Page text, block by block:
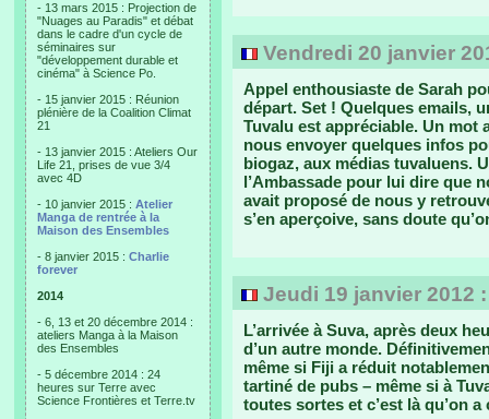
- 13 mars 2015 : Projection de
"Nuages au Paradis" et débat
dans le cadre d'un cycle de
séminaires sur
"développement durable et
cinéma" à Science Po.
- 15 janvier 2015 : Réunion
plénière de la Coalition Climat
21
- 13 janvier 2015 : Ateliers Our
Life 21, prises de vue 3/4
avec 4D
- 10 janvier 2015 : Atelier
Manga de rentrée à la
Maison des Ensembles
- 8 janvier 2015 : Charlie
forever
2014
- 6, 13 et 20 décembre 2014 :
ateliers Manga à la Maison
des Ensembles
- 5 décembre 2014 : 24
heures sur Terre avec
Science Frontières et Terre.tv
Vendredi 20 janvier
Appel enthousiaste de Sarah
départ. Set ! Quelques emails,
Tuvalu est appréciable. Un mot
nous envoyer quelques infos
biogaz, aux médias tuvaluens.
l’Ambassade pour lui dire que
avait proposé de nous y
s’en aperçoive, sans doute
Jeudi 19 janvier 2012
L’arrivée à Suva, après deux
d’un autre monde.
même si Fiji a réduit
tartiné de pubs – même si à
toutes sortes et c’est là qu’on